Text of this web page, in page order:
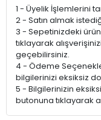
1 - Üyelik İşlemlerini
2 - Satın almak
3 - Sepetinizdeki
tıklayarak
geçebilirsiniz.
4 - Ödeme
bilgilerinizi eksiksiz
5 - Bilgilerinizin
butonuna tıklayarak